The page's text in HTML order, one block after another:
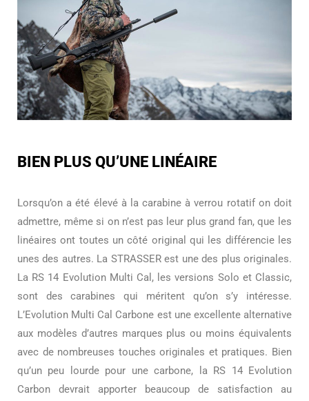
BIEN PLUS QU’UNE LINÉAIRE
Lorsqu’on a été élevé à la carabine à verrou rotatif on doit
admettre, même si on n’est pas leur plus grand fan, que les
linéaires ont toutes un côté original qui les différencie les
unes des autres. La STRASSER est une des plus originales.
La RS 14 Evolution Multi Cal, les versions Solo et Classic,
sont des carabines qui méritent qu’on s’y intéresse.
L’Evolution Multi Cal Carbone est une excellente alternative
aux modèles d’autres marques plus ou moins équivalents
avec de nombreuses touches originales et pratiques. Bien
qu’un peu lourde pour une carbone, la RS 14 Evolution
Carbon devrait apporter beaucoup de satisfaction au